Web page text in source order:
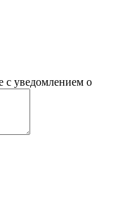
с уведомлением о